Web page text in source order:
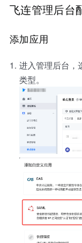
飞连管理后台
添加应用
进入管理后台，
类型。